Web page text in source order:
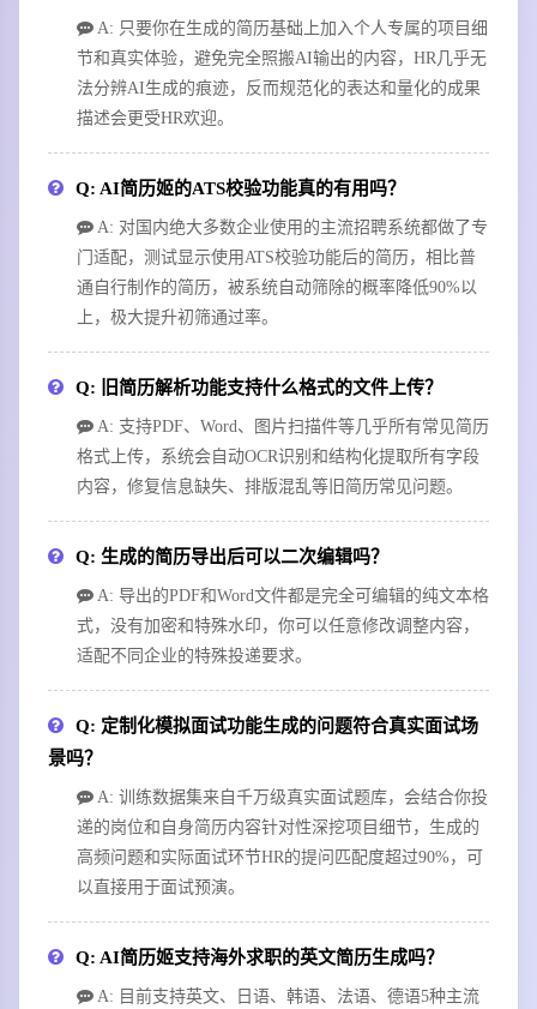
A: 只要你在生成的简历基础上加入个人专属的项目细
节和真实体验，避免完全照搬AI输出的内容，HR几乎无
法分辨AI生成的痕迹，反而规范化的表达和量化的成果
描述会更受HR欢迎。
Q: AI简历姬的ATS校验功能真的有用吗？
A: 对国内绝大多数企业使用的主流招聘系统都做了专
门适配，测试显示使用ATS校验功能后的简历，相比普
通自行制作的简历，被系统自动筛除的概率降低90%以
上，极大提升初筛通过率。
Q: 旧简历解析功能支持什么格式的文件上传？
A: 支持PDF、Word、图片扫描件等几乎所有常见简历
格式上传，系统会自动OCR识别和结构化提取所有字段
内容，修复信息缺失、排版混乱等旧简历常见问题。
Q: 生成的简历导出后可以二次编辑吗？
A: 导出的PDF和Word文件都是完全可编辑的纯文本格
式，没有加密和特殊水印，你可以任意修改调整内容，
适配不同企业的特殊投递要求。
Q: 定制化模拟面试功能生成的问题符合真实面试场
景吗？
A: 训练数据集来自千万级真实面试题库，会结合你投
递的岗位和自身简历内容针对性深挖项目细节，生成的
高频问题和实际面试环节HR的提问匹配度超过90%，可
以直接用于面试预演。
Q: AI简历姬支持海外求职的英文简历生成吗？
A: 目前支持英文、日语、韩语、法语、德语5种主流